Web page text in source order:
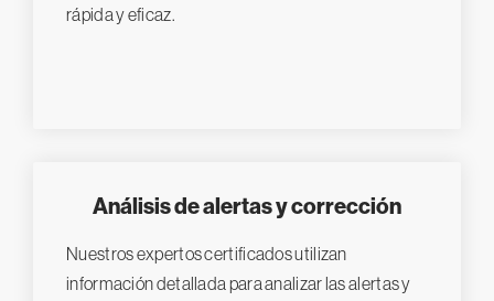
rápida y eficaz.
Análisis de alertas y corrección
Nuestros expertos certificados utilizan
información detallada para analizar las alertas y